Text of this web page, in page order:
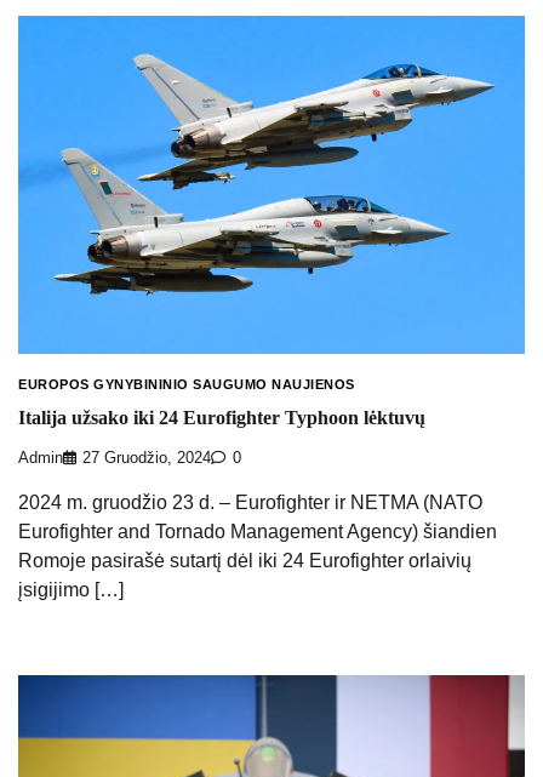
EUROPOS GYNYBININIO SAUGUMO NAUJIENOS
Italija užsako iki 24 Eurofighter Typhoon lėktuvų
Admin 27 Gruodžio, 2024 0
2024 m. gruodžio 23 d. – Eurofighter ir NETMA (NATO
Eurofighter and Tornado Management Agency) šiandien
Romoje pasirašė sutartį dėl iki 24 Eurofighter orlaivių
įsigijimo […]